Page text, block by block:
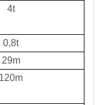
4t
0,8t
29m
120m